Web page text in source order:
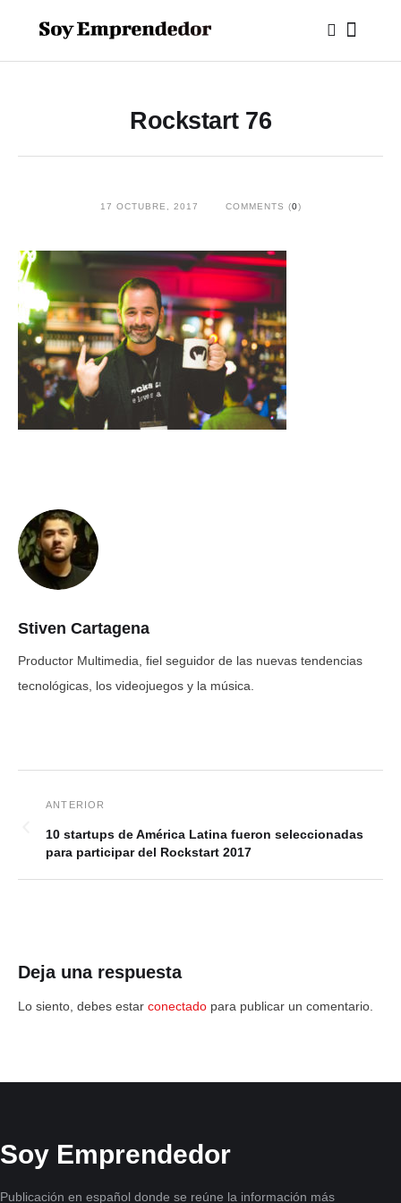
Rockstart 76
17 OCTUBRE, 2017 COMMENTS (0)
Stiven Cartagena
Productor Multimedia, fiel seguidor de las nuevas tendencias
tecnológicas, los videojuegos y la música.
10 startups de América Latina fueron seleccionadas
para participar del Rockstart 2017
Deja una respuesta
Lo siento, debes estar conectado para publicar un comentario.
Soy Emprendedor
Publicación en español donde se reúne la información más